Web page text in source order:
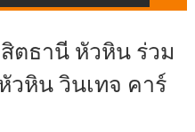
ตธานี หัวหิน ร่วม
หิน วินเทจ คาร์